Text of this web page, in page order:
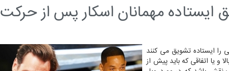
مهمانان اسکار پس از حرکت
را ایستاده تشویق می کنند
یا اتفاقی که باید پیش از